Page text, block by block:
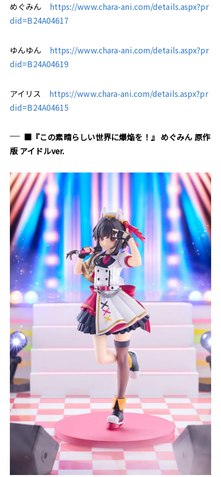
めぐみん https://www.chara-ani.com/details.aspx?pr
did=B24A04617
ゆんゆん https://www.chara-ani.com/details.aspx?pr
did=B24A04619
アイリス https://www.chara-ani.com/details.aspx?pr
did=B24A04615
■『この素晴らしい世界に爆焔を！』 めぐみん 原作
版 アイドルver.